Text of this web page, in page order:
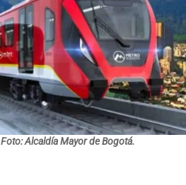
Foto: Alcaldía Mayor de Bogotá.